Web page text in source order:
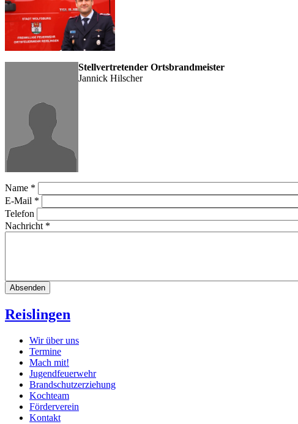
Stellvertretender Ortsbrandmeister
Jannick Hilscher
Name *
E-Mail *
Telefon
Nachricht *
Reislingen
Wir über uns
Termine
Mach mit!
Jugendfeuerwehr
Brandschutzerziehung
Kochteam
Förderverein
Kontakt